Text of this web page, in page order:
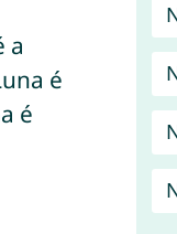
a
é
é